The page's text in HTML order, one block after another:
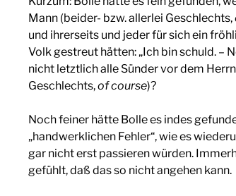
Mann (beider- bzw. allerlei Geschlechts,
und ihrerseits und jeder für sich ein
Volk gestreut hätten: „Ich bin schuld. –
nicht letztlich alle Sünder vor dem
Geschlechts,of course)?
Noch feiner hätte Bolle es indes
„handwerklichen Fehler“, wie es
gar nicht erst passieren würden.
gefühlt, daß das so nicht angehen kann.